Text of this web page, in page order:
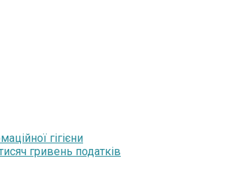
гігієни
гривень податків